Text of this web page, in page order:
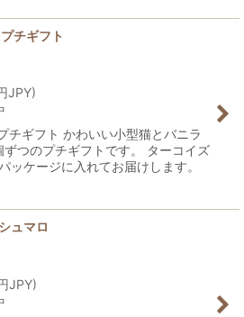
チギフト
JPY)
チギフト かわいい小型猫とバニラ
ずつのプチギフトです。 ターコイズ
ッケージに入れてお届けします。
ュマロ
JPY)